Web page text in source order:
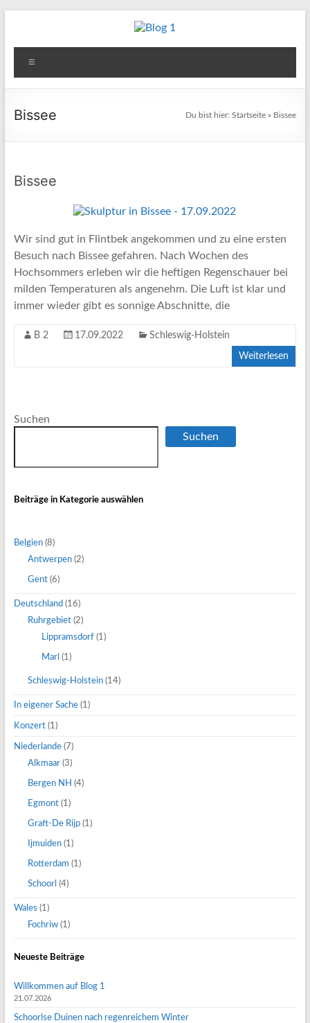
Blog
1
Reisen
Fotos
andere
Aktivitäten
Bissee Du bist hier:Startseite » Bissee
Bissee
Wir sind gut in Flintbek angekommen und zu eine ersten
Besuch nach Bissee gefahren. Nach Wochen des
Hochsommers erleben wir die heftigen Regenschauer bei
milden Temperaturen als angenehm. Die Luft ist klar und
immer wieder gibt es sonnige Abschnitte, die
B 2 17.09.2022 Schleswig-Holstein
Weiterlesen
Suchen
Suchen
Beiträge in Kategorie auswählen
Belgien(8)
Antwerpen(2)
Gent(6)
Deutschland (16)
Ruhrgebiet(2)
Lippramsdorf(1)
Marl (1)
Schleswig-Holstein(14)
In eigener Sache(1)
Konzert(1)
Niederlande(7)
Alkmaar(3)
Bergen NH (4)
Egmont(1)
Graft-De Rijp(1)
Ijmuiden(1)
Rotterdam (1)
Schoorl (4)
Wales (1)
Fochriw(1)
Neueste Beiträge
Willkommen auf Blog 1
21.07.2026
Schoorlse Duinen nach regenreichem Winter